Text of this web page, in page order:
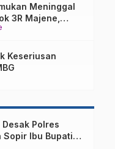
Meninggal
3R Majene,
Keseriusan
Polres
Sopir Ibu Bupati